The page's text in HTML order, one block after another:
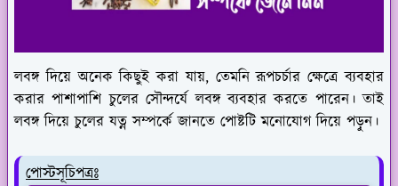
লবঙ্গ দিয়ে অনেক কিছুই করা যায়, তেমনি রূপচর্চার ক্ষেত্রে ব্যবহার
করার পাশাপাশি চুলের সৌন্দর্যে লবঙ্গ ব্যবহার করতে পারেন। তাই
লবঙ্গ দিয়ে চুলের যত্ন সম্পর্কে জানতে পোষ্টটি মনোযোগ দিয়ে পড়ুন।
পোস্টসূচিপত্রঃ